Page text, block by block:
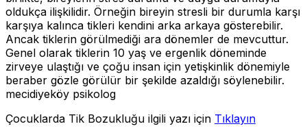
oldukça ilişkilidir. Örneğin bireyin stresli bir durumla karşı
karşıya kalınca tikleri kendini arka arkaya gösterebilir.
Ancak tiklerin görülmediği ara dönemler de mevcuttur.
Genel olarak tiklerin 10 yaş ve ergenlik döneminde
zirveye ulaştığı ve çoğu insan için yetişkinlik dönemiyle
beraber gözle görülür bir şekilde azaldığı söylenebilir.
mecidiyeköy psikolog
Çocuklarda Tik Bozukluğu ilgili yazı için Tıklayın